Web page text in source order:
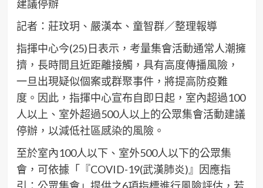
建議停辦
記者：莊玟玥、嚴漢本、童智群／整理報導
指揮中心今(25)日表示，考量集會活動通常人潮擁
擠，長時間且近距離接觸，具有高度傳播風險，
一旦出現疑似個案或群聚事件，將提高防疫難
度。因此，指揮中心宣布自即日起，室內超過100
人以上、室外超過500人以上的公眾集會活動建議
停辦，以減低社區感染的風險。
至於室內100人以下、室外500人以下的公眾集
會，可依據「『COVID-19(武漢肺炎)』因應指